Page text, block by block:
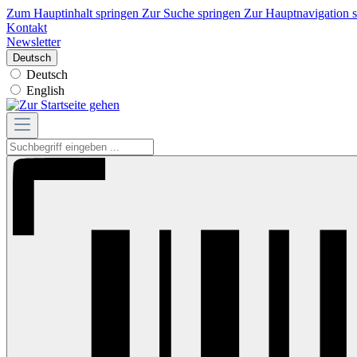
Zum Hauptinhalt springen Zur Suche springen Zur Hauptnavigation
Kontakt
Newsletter
Deutsch
Deutsch
English